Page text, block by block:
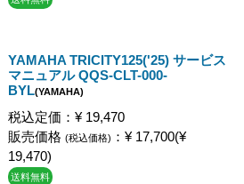
YAMAHA TRICITY125('25) サービス
マニュアル QQS-CLT-000-
BYL(YAMAHA)
税込定価：¥ 19,470
販売価格 (税込価格) ：¥ 17,700(¥
19,470)
送料無料